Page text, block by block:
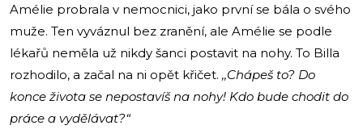
Amélie probrala v nemocnici, jako první se bála o svého
muže. Ten vyváznul bez zranění, ale Amélie se podle
lékařů neměla už nikdy šanci postavit na nohy. To Billa
rozhodilo, a začal na ni opět křičet. ,,Chápeš to? Do
konce života se nepostavíš na nohy! Kdo bude chodit do
práce a vydělávat?“